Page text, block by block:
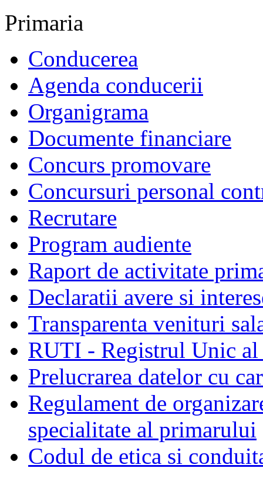
Primaria
Conducerea
Agenda conducerii
Organigrama
Documente financiare
Concurs promovare
Concursuri personal
Recrutare
Program audiente
Raport de activitate
Declaratii avere si
Transparenta venituri
RUTI - Registrul Unic al
Prelucrarea datelor cu
Regulament de
specialitate al primarului
Codul de etica si